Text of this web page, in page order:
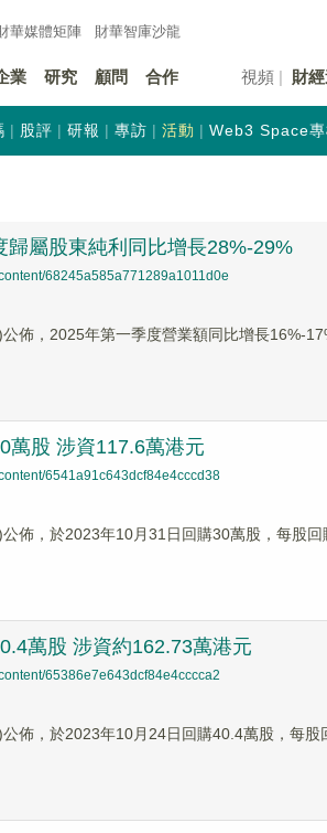
華媒體矩陣 財華智庫沙龍
業 研究 顧問 合作 視頻 財
股評 研報 專訪 活動 Web3 Space專
屬股東純利同比增長28%-29%
68245a585a771289a1011d0e
公佈，2025年第一季度營業額同比增長16%-
萬股 涉資117.6萬港元
6541a91c643dcf84e4cccd38
佈，於2023年10月31日回購30萬股，每股
萬股 涉資約162.73萬港元
65386e7e643dcf84e4cccca2
佈，於2023年10月24日回購40.4萬股，每